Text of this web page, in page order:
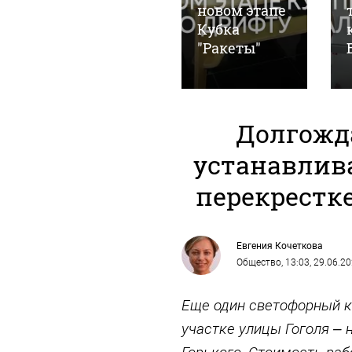
новом этапе
Кубка
"Ракеты"
Евгения Кочеткова
Общество, 13:03,
Еще один светофорный
участке улицы Гоголя